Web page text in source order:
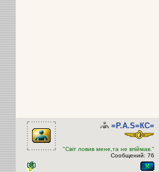
=P.A.S=КС=
"Світ ловив мене,та не впіймав."
Сообщений: 76